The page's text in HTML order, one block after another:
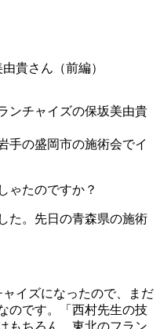
貴さん（前編）
ンチャイズの保坂美由貴
手の盛岡市の施術会でイ
ゃたのですか？
た。先日の青森県の施術
イズになったので、まだ
のです。「西村先生の技
もちろん、東北のフラン